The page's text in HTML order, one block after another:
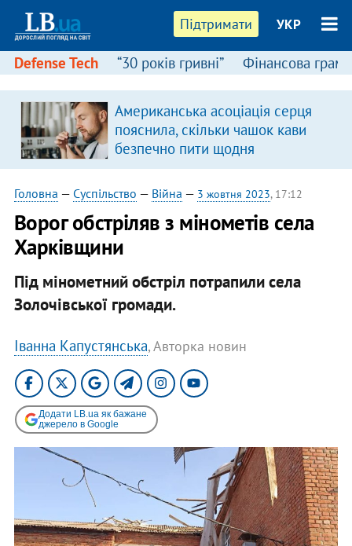
Підтримати УКР
Defense Tech “30 років гривні” Фінансова
Американська асоціація серця
пояснила, скільки чашок кави
безпечно пити щодня
Головна — Суспільство — Війна — 3 жовтня 2023, 17:12
Ворог обстріляв з мінометів села
Харківщини
Під мінометний обстріл потрапили села
Золочівської громади.
Іванна Капустянська, Авторка новин
Додати LB.ua як бажане
джерело в Google